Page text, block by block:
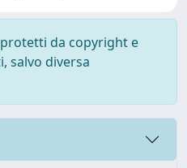
da copyright e
salvo diversa